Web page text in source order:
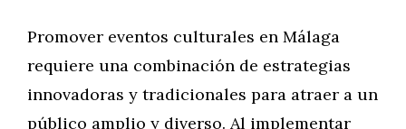
Promover eventos culturales en Málaga
requiere una combinación de estrategias
innovadoras y tradicionales para atraer a un
público amplio y diverso. Al implementar